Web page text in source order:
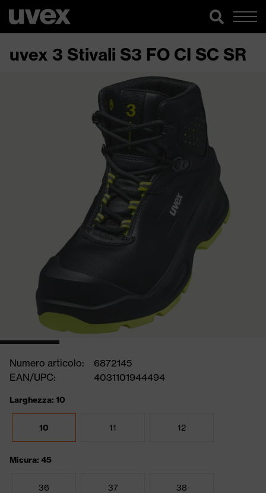
uvex 3 Stivali S3 FO CI SC SR
Numero articolo:
6872145
EAN/UPC:
4031101944494
Larghezza: 10
10 11 12
Misura: 45
36 37 38